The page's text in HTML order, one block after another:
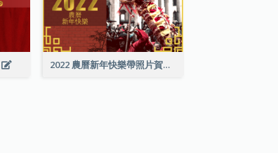
2022 農曆新年快樂帶照片賀卡